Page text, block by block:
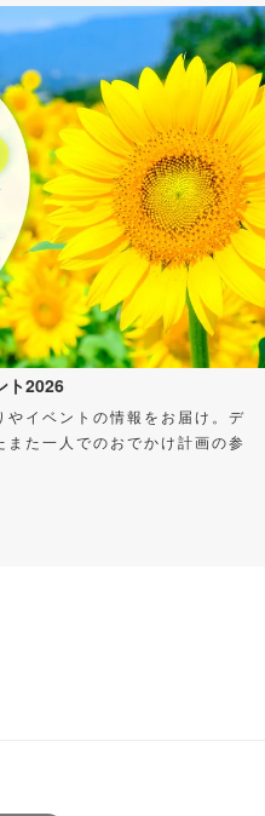
ト2026
イベントの情報をお届け。デ
た一人でのおでかけ計画の参